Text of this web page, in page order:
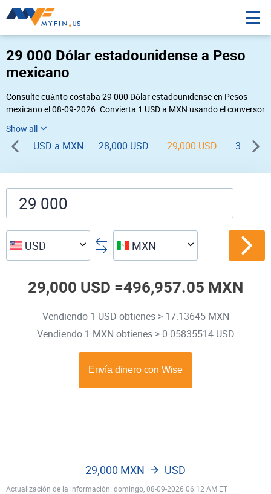
29 000 Dólar estadounidense a Peso
mexicano
Consulte cuánto costaba 29 000 Dólar estadounidense en Pesos
mexicano el 08-09-2026. Convierta 1 USD a MXN usando el conversor
vaya a «MXN USD
USD a MXN 28,000 USD 29,000 USD 30,000
USD MXN
29,000 USD =496,957.05 MXN
Vendiendo 1 USD obtienes > 17.13645 MXN
Vendiendo 1 MXN obtienes > 0.05835514 USD
Actualización de la información: domingo, 08-09-2026 06:12 AM ET
29,000 MXN USD